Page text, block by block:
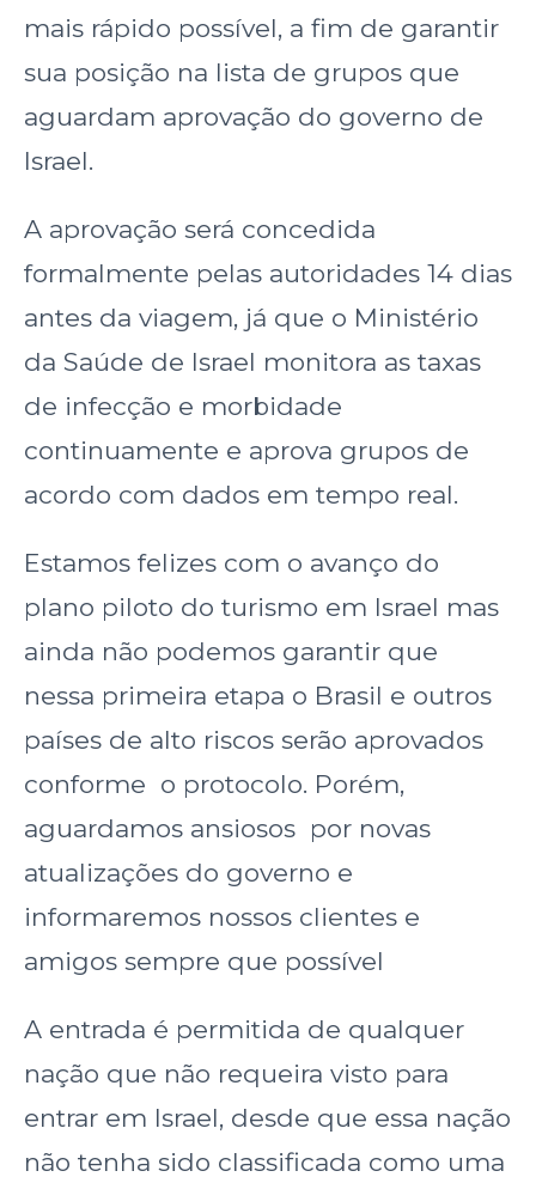
mais rápido possível, a fim de garantir
sua posição na lista de grupos que
aguardam aprovação do governo de
Israel.
A aprovação será concedida
formalmente pelas autoridades 14 dias
antes da viagem, já que o Ministério
da Saúde de Israel monitora as taxas
de infecção e morbidade
continuamente e aprova grupos de
acordo com dados em tempo real.
Estamos felizes com o avanço do
plano piloto do turismo em Israel mas
ainda não podemos garantir que
nessa primeira etapa o Brasil e outros
países de alto riscos serão aprovados
conforme o protocolo. Porém,
aguardamos ansiosos por novas
atualizações do governo e
informaremos nossos clientes e
amigos sempre que possível
A entrada é permitida de qualquer
nação que não requeira visto para
entrar em Israel, desde que essa nação
não tenha sido classificada como uma